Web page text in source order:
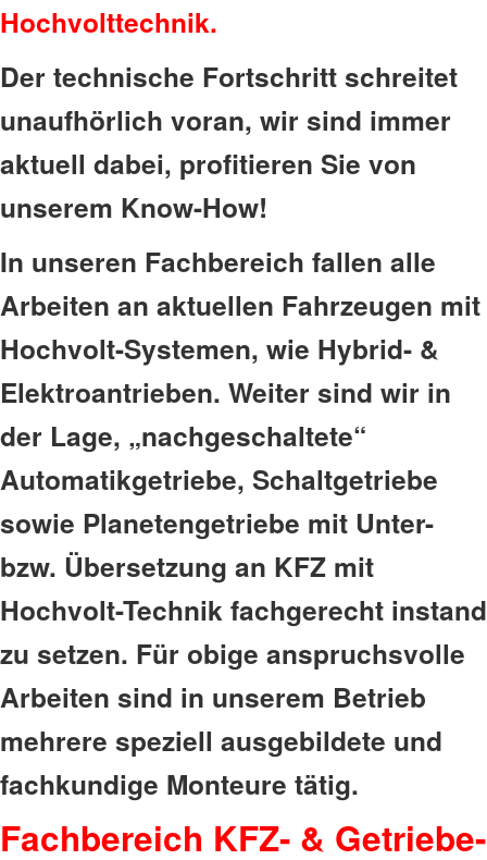
Hochvolttechnik.
Der technische Fortschritt schreitet
unaufhörlich voran, wir sind immer
aktuell dabei, profitieren Sie von
unserem Know-How!
In unseren Fachbereich fallen alle
Arbeiten an aktuellen Fahrzeugen mit
Hochvolt-Systemen, wie Hybrid- &
Elektroantrieben. Weiter sind wir in
der Lage, „nachgeschaltete“
Automatikgetriebe, Schaltgetriebe
sowie Planetengetriebe mit Unter-
bzw. Übersetzung an KFZ mit
Hochvolt-Technik fachgerecht instand
zu setzen. Für obige anspruchsvolle
Arbeiten sind in unserem Betrieb
mehrere speziell ausgebildete und
fachkundige Monteure tätig.
Fachbereich KFZ- & Getriebe-